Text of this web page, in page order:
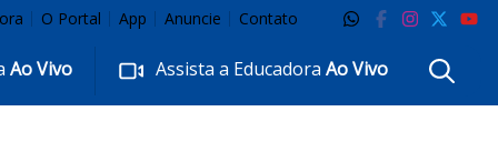
O Portal App Anuncie Contato
Ao Vivo Assista a EducadoraAo Vivo